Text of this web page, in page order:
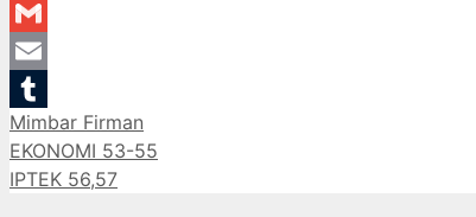
LinkedIn
Gmail
Email
Tumblr
Categories
Mimbar Firman
EKONOMI 53-55
IPTEK 56,57